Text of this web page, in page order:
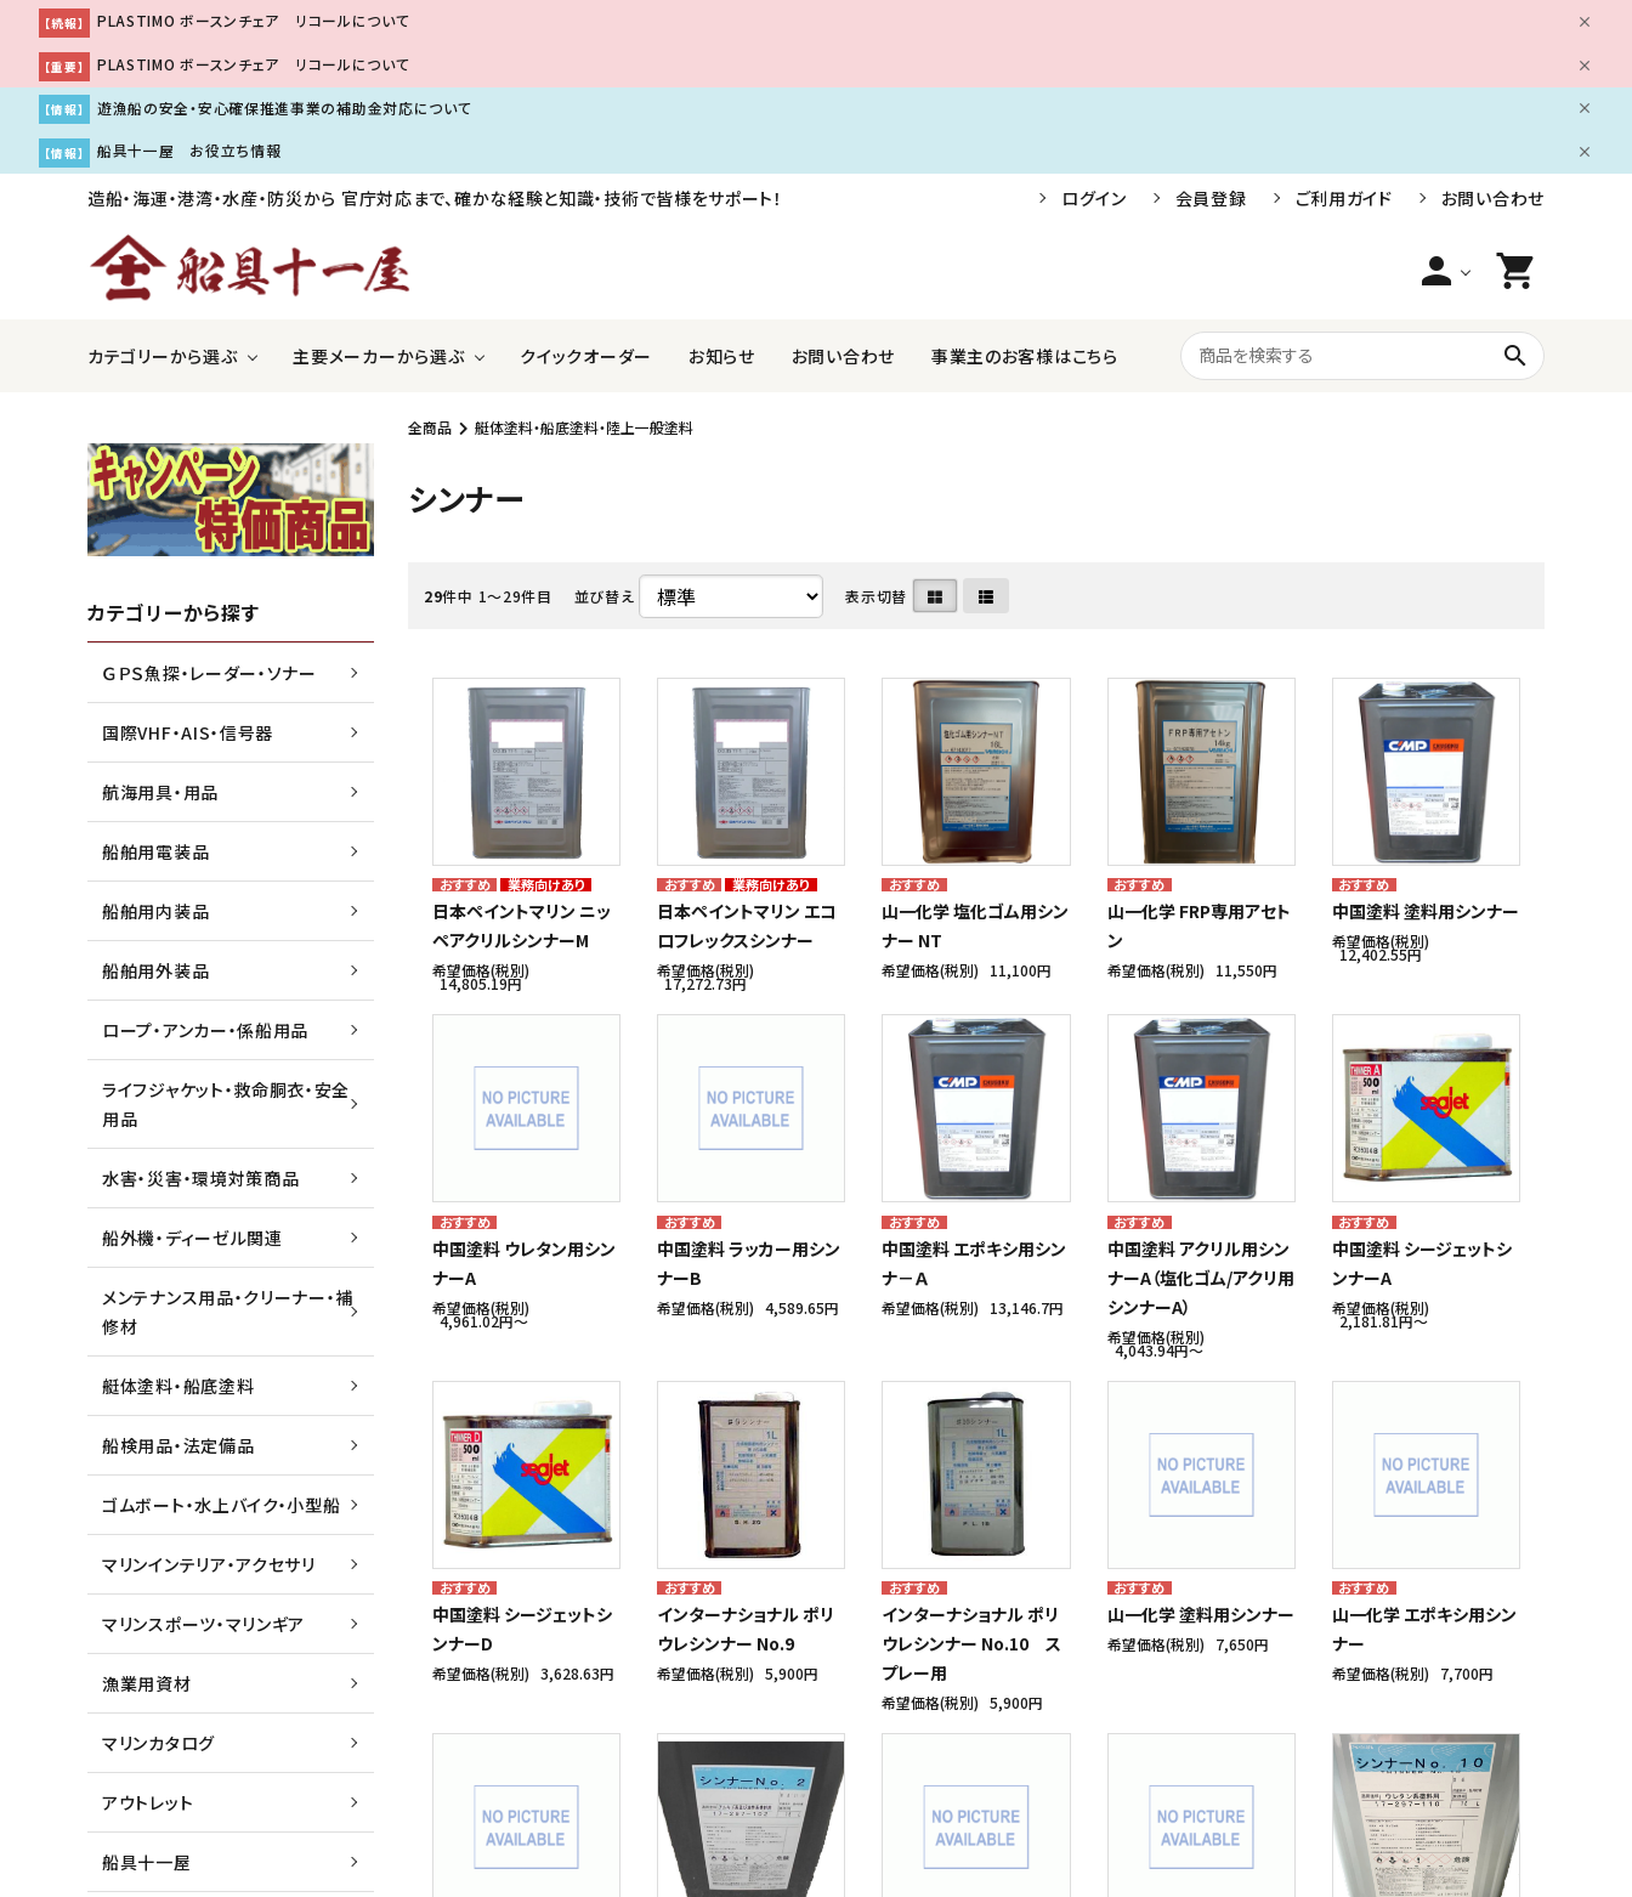
【続報】 PLASTIMO ボースンチェア リコールについて
【重要】 PLASTIMO ボースンチェア リコールについて
【情報】 遊漁船の安全・安心確保推進事業の補助金対応について
【情報】 船具十一屋 お役立ち情報
造船・海運・港湾・水産・防災から 官庁対応まで、確かな経験と知識・技術で皆様をサポート！ ログイン 会員登録 ご利用ガイド お問い合わせ
person shopping_cart
カテゴリーから選ぶ
ＧＰＳ魚探・レーダー・ソナー
船舶用内装品
水害・災害・環境対策商品 船外機・ディーゼル関連 メンテナンス用品・クリーナー・補修材
船検用品・法定備品 ゴムボート・水上バイク・小型船 マリンインテリア・アクセサリ マリンスポーツ・マリンギア
漁業用資材 マリンカタログ アウトレット 船具十一屋
主要メーカーから選ぶ
アキレス株式会社
株式会社工進
ジョイクラフト株式会社 高階救命器具株式会社 中国塗料株式会社
トーハツ株式会社 トレルボルグ 日本救命器具株式会社 株式会社ノボル電機製作所
本多電子株式会社 未来テクノ株式会社 ヤマハ発動機 マリン メーカー一覧
クイックオーダー お知らせ お問い合わせ 事業主のお客様はこちら search
全商品 艇体塗料・船底塗料・陸上一般塗料
シンナー
29件中 1〜29件目 並び替え 表示切替
業務向けあり
日本ペイントマリン ニッ
ペアクリルシンナーM
希望価格(税別)
14,805.19円
業務向けあり
日本ペイントマリン エコ
ロフレックスシンナー
希望価格(税別)
17,272.73円
山一化学 塩化ゴム用シン
ナー NT
希望価格(税別) 11,100円
山一化学 FRP専用アセト
ン
希望価格(税別) 11,550円
中国塗料 塗料用シンナー
希望価格(税別)
12,402.55円
中国塗料 ウレタン用シン
ナーA
希望価格(税別)
4,961.02円〜
中国塗料 ラッカー用シン
ナーB
希望価格(税別) 4,589.65円
中国塗料 エポキシ用シン
ナ－Ａ
希望価格(税別) 13,146.7円
中国塗料 アクリル用シン
ナーA（塩化ゴム/アクリ用
シンナーA）
希望価格(税別)
4,043.94円〜
中国塗料 シージェットシ
ンナーA
希望価格(税別)
2,181.81円〜
中国塗料 シージェットシ
ンナーD
希望価格(税別) 3,628.63円
インターナショナル ポリ
ウレシンナー No.9
希望価格(税別) 5,900円
インターナショナル ポリ
ウレシンナー No.10 ス
プレー用
希望価格(税別) 5,900円
山一化学 塗料用シンナー
希望価格(税別) 7,650円
山一化学 エポキシ用シン
ナー
希望価格(税別) 7,700円
カテゴリーから探す
ＧＰＳ魚探・レーダー・ソナー
国際VHF・AIS・信号器
航海用具・用品
船舶用電装品
船舶用内装品
船舶用外装品
ロープ・アンカー・係船用品
ライフジャケット・救命胴衣・安全
用品
水害・災害・環境対策商品
船外機・ディーゼル関連
メンテナンス用品・クリーナー・補
修材
艇体塗料・船底塗料
船検用品・法定備品
ゴムボート・水上バイク・小型船
マリンインテリア・アクセサリ
マリンスポーツ・マリンギア
漁業用資材
マリンカタログ
アウトレット
船具十一屋